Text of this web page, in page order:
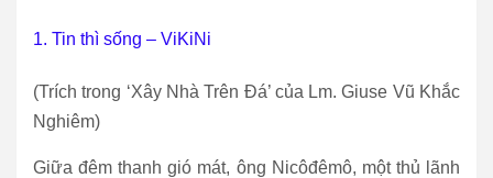
1. Tin thì sống – ViKiNi
(Trích trong ‘Xây Nhà Trên Đá’ của Lm. Giuse Vũ Khắc
Nghiêm)
Giữa đêm thanh gió mát, ông Nicôđêmô, một thủ lãnh